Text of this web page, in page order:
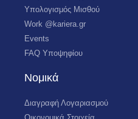
Υπολογισμός Μισθού
Work @kariera.gr
Events
FAQ Υποψηφίου
Νομικά
Διαγραφή Λογαριασμού